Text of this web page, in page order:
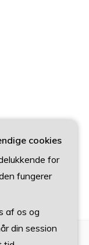
cookies
for
fungerer
af os og
din session